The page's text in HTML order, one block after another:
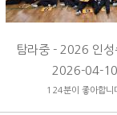
탐라중 - 2026 인
2026-04-
124분이 좋아합니